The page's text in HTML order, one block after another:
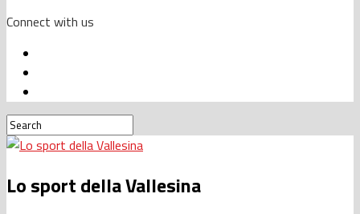
Connect with us
Lo sport della Vallesina